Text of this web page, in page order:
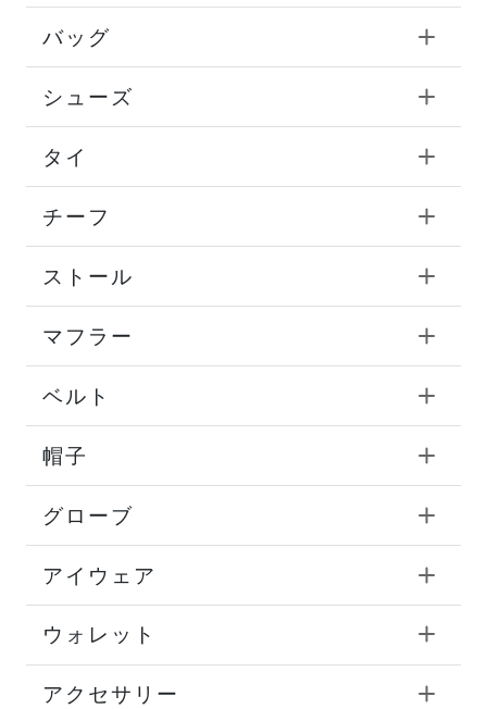
バッグ
シューズ
タイ
チーフ
ストール
マフラー
ベルト
帽子
グローブ
アイウェア
ウォレット
アクセサリー